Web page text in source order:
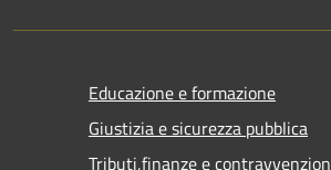
Educazione e formazione
Giustizia e sicurezza pubblica
Tributi,finanze e